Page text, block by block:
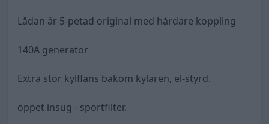
Lådan är 5-petad original med hårdare koppling
140A generator
Extra stor kylfläns bakom kylaren, el-styrd.
öppet insug - sportfilter.